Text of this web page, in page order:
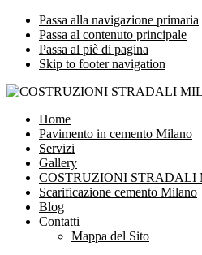
Passa alla navigazione primaria
Passa al contenuto principale
Passa al piè di pagina
Skip to footer navigation
COSTRUZIONI STRADALI
Impresa leader nelle costruzioni
Home
Pavimento in cemento Milano
Servizi
Gallery
COSTRUZIONI STRADALI
Scarificazione cemento Milano
Blog
Contatti
Mappa del Sito